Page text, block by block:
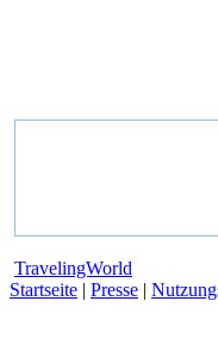
TravelingWorld
Startseite | Presse |